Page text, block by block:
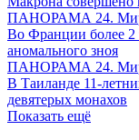
ПАНОРАМА 24.
Во Франции более 2
аномального зноя
ПАНОРАМА 24.
В Таиланде 11-
девятерых монахов
Показать ещё